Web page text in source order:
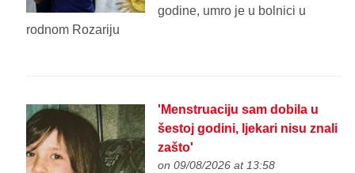
godine, umro je u bolnici u
rodnom Rozariju
'Menstruaciju sam dobila u
šestoj godini, ljekari nisu znali
zašto'
on 09/08/2026 at 13:58